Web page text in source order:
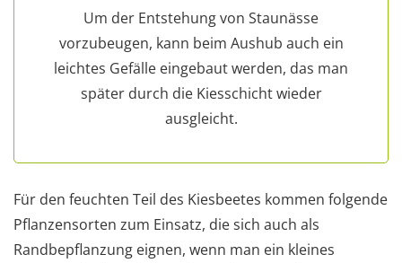
Um der Entstehung von Staunässe
vorzubeugen, kann beim Aushub auch ein
leichtes Gefälle eingebaut werden, das man
später durch die Kiesschicht wieder
ausgleicht.
Für den feuchten Teil des Kiesbeetes kommen folgende
Pflanzensorten zum Einsatz, die sich auch als
Randbepflanzung eignen, wenn man ein kleines